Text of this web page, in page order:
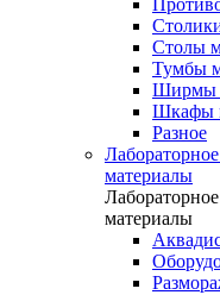
Столы
Тумбы
Ширмы
Шкафы
Разное
материалы
материалы